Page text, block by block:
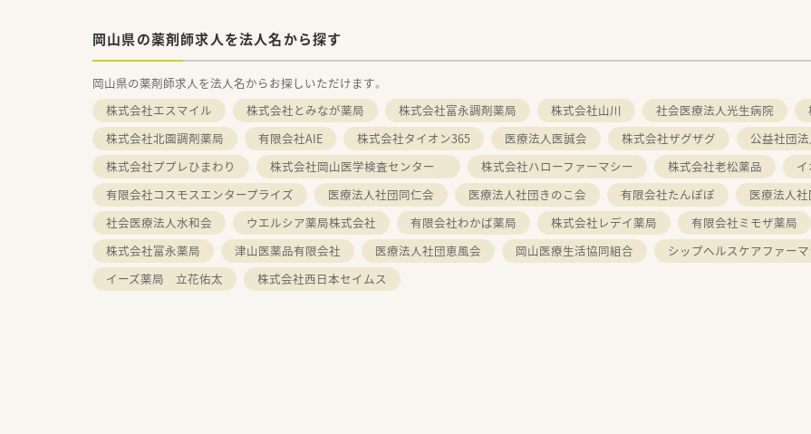
岡山県の薬剤師求人を法人名から探す
岡山県の薬剤師求人を法人名からお探しいただけます。
株式会社エスマイル
株式会社とみなが薬局 株式会社富永調剤薬局 株式会社山川 社会医療法人光生病院
株式会社北園調剤薬局
有限会社AIE 株式会社タイオン365 医療法人医誠会 株式会社ザグザグ 公益社団
株式会社ププレひまわり
株式会社岡山医学検査センター 株式会社ハローファーマシー 株式会社老松薬品
有限会社コスモスエンタープライズ
医療法人社団同仁会 医療法人社団きのこ会 有限会社たんぽぽ 医療法人
社会医療法人水和会
ウエルシア薬局株式会社 有限会社わかば薬局 株式会社レデイ薬局 有限会社ミモザ薬局
株式会社富永薬局
津山医薬品有限会社 医療法人社団恵風会 岡山医療生活協同組合 シップヘルスケアファー
イーズ薬局 立花佑太
株式会社西日本セイムス